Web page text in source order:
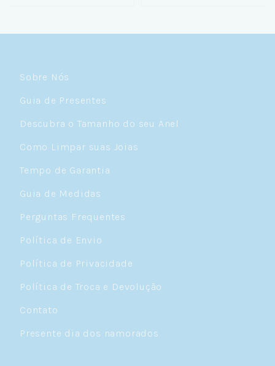
Sobre Nós
Guia de Presentes
Descubra o Tamanho do seu Anel
Como Limpar suas Joias
Tempo de Garantia
Guia de Medidas
Perguntas Frequentes
Política de Envio
Política de Privacidade
Política de Troca e Devolução
Contato
Presente dia dos namorados